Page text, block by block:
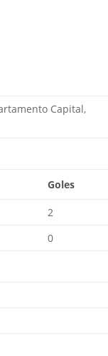
Capital,
Goles
2
0